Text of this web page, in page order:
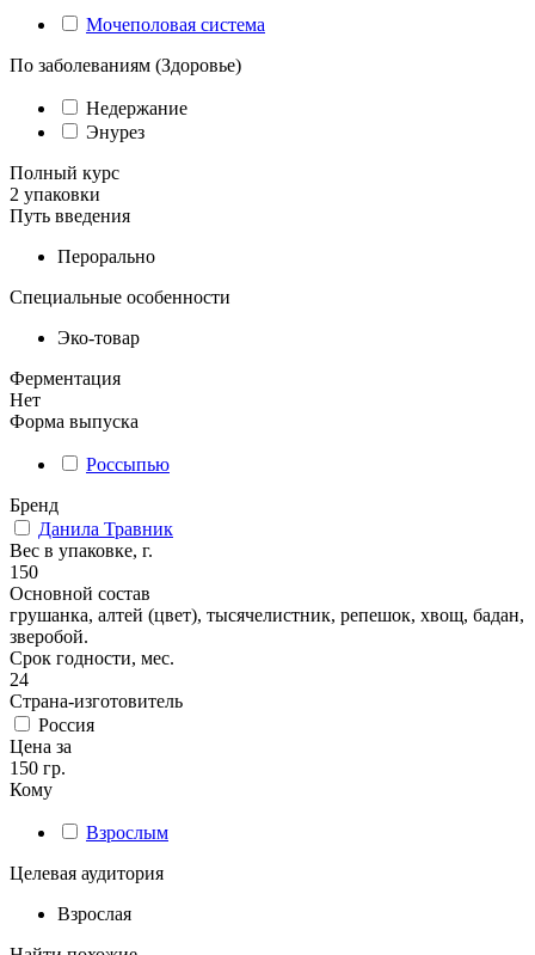
Мочеполовая система
По заболеваниям (Здоровье)
Недержание
Энурез
Полный курс
2 упаковки
Путь введения
Перорально
Специальные особенности
Эко-товар
Ферментация
Нет
Форма выпуска
Россыпью
Бренд
Данила Травник
Вес в упаковке, г.
150
Основной состав
грушанка, алтей (цвет), тысячелистник, репешок, хвощ, бадан,
зверобой.
Срок годности, мес.
24
Страна-изготовитель
Россия
Цена за
150 гр.
Кому
Взрослым
Целевая аудитория
Взрослая